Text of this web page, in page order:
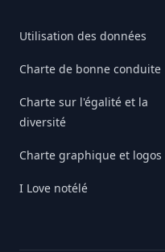
Utilisation des données
Charte de bonne conduite
Charte sur l'égalité et la
diversité
Charte graphique et logos
I Love notélé